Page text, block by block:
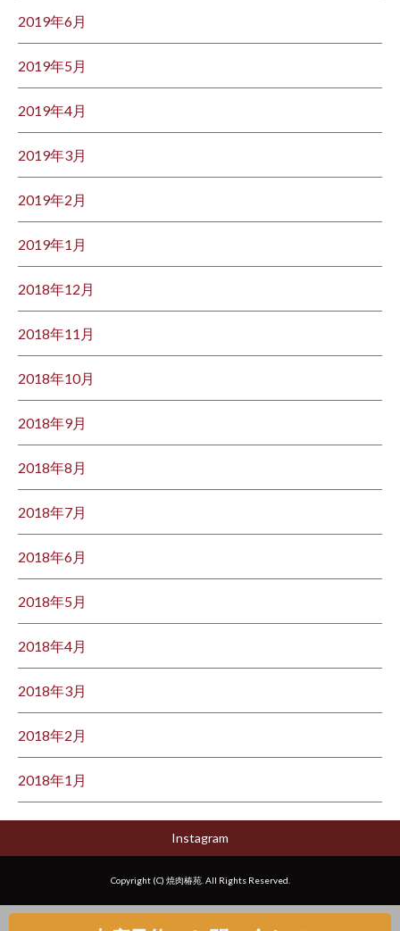
2019年6月
2019年5月
2019年4月
2019年3月
2019年2月
2019年1月
2018年12月
2018年11月
2018年10月
2018年9月
2018年8月
2018年7月
2018年6月
2018年5月
2018年4月
2018年3月
2018年2月
2018年1月
Instagram
Copyright (C) 焼肉椿苑. All Rights Reserved.